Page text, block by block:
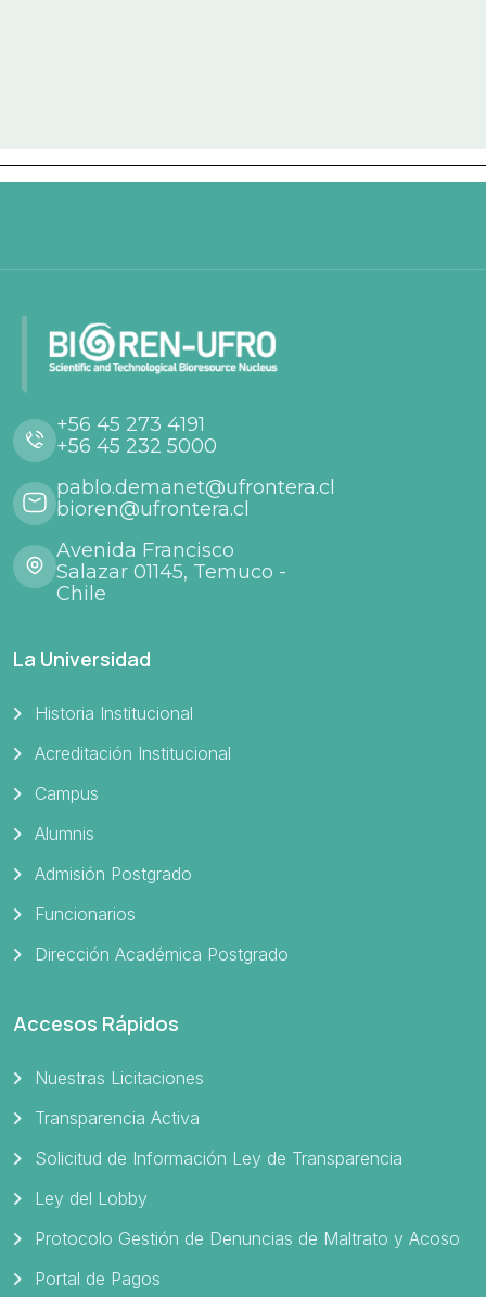
+56 45 273 4191
+56 45 232 5000
pablo.demanet@ufrontera.cl
bioren@ufrontera.cl
Avenida Francisco
Salazar 01145, Temuco -
Chile
La Universidad
Historia Institucional
Acreditación Institucional
Campus
Alumnis
Admisión Postgrado
Funcionarios
Dirección Académica Postgrado
Accesos Rápidos
Nuestras Licitaciones
Transparencia Activa
Solicitud de Información Ley de Transparencia
Ley del Lobby
Protocolo Gestión de Denuncias de Maltrato y Acoso
Portal de Pagos